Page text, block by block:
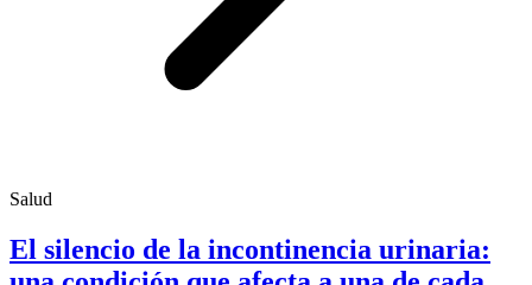
Salud
El silencio de la incontinencia urinaria: